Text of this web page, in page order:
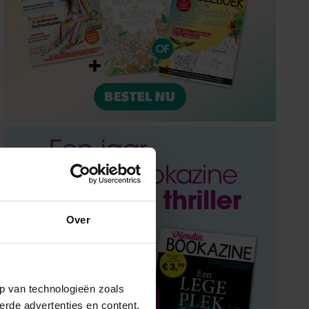
Over
van technologieën zoals
advertenties en content,